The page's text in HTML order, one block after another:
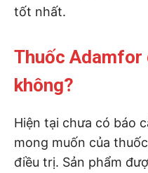
tốt nhất.
Thuốc Adamfor
không?
Hiện tại chưa có báo
mong muốn của
điều trị. Sản phẩm